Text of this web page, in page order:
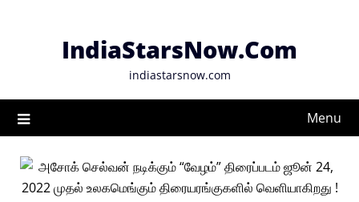
IndiaStarsNow.Com
indiastarsnow.com
Menu